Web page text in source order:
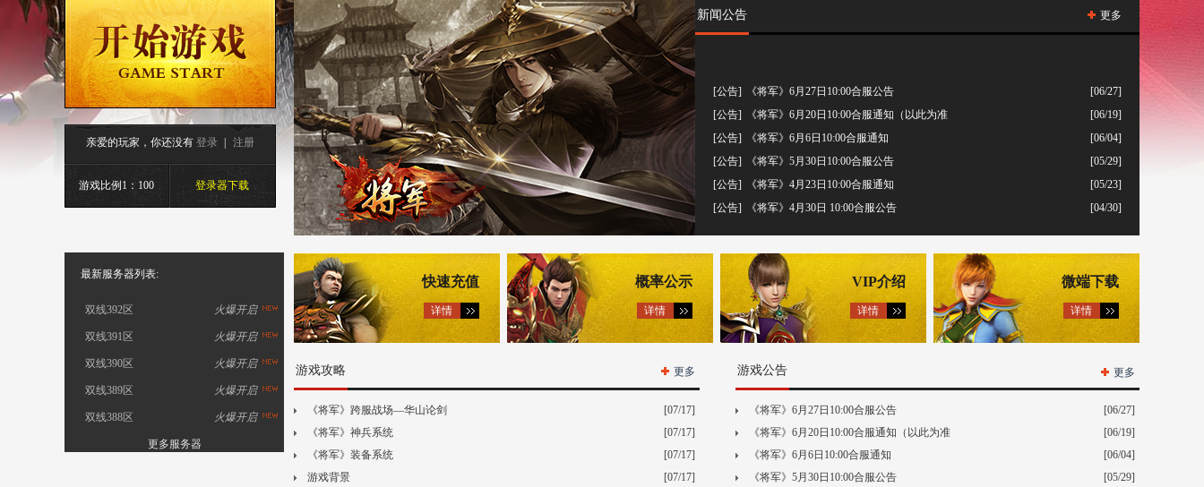
亲爱的玩家，你还没有 登录 注册
游戏比例1：100 登录器下载
最新服务器列表:
火爆开启
双线392区
火爆开启
双线391区
火爆开启
双线390区
火爆开启
双线389区
火爆开启
双线388区
更多服务器
新闻公告
[06/27]
[公告]
《将军》6月27日10:00合服公告
[06/19]
[公告]
《将军》6月20日10:00合服通知（以此为准
[06/04]
[公告]
《将军》6月6日10:00合服通知
[05/29]
[公告]
《将军》5月30日10:00合服公告
[05/23]
[公告]
《将军》4月23日10:00合服通知
[04/30]
[公告] 《将军》4月30日 10:00合服公告
更多
快速充值
详情
概率公示
详情
VIP介绍
详情
微端下载
详情
游戏攻略
[07/17]
《将军》跨服战场—华山论剑
[07/17]
《将军》神兵系统
[07/17]
《将军》装备系统
[07/17]
游戏背景
更多 游戏公告
[06/27]
《将军》6月27日10:00合服公告
[06/19]
《将军》6月20日10:00合服通知（以此为准
[06/04]
《将军》6月6日10:00合服通知
[05/29]
《将军》5月30日10:00合服公告
更多